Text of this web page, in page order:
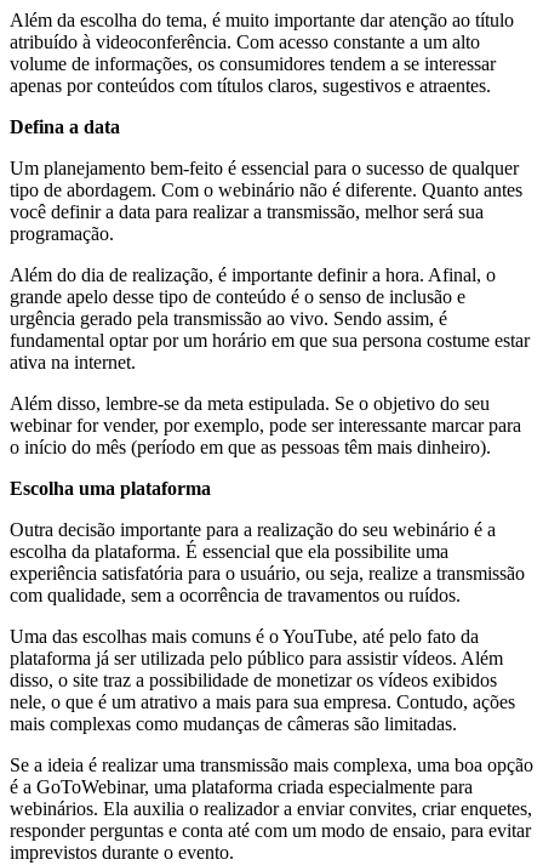
Além da escolha do tema, é muito importante dar atenção ao título
atribuído à videoconferência. Com acesso constante a um alto
volume de informações, os consumidores tendem a se interessar
apenas por conteúdos com títulos claros, sugestivos e atraentes.
Defina a data
Um planejamento bem-feito é essencial para o sucesso de qualquer
tipo de abordagem. Com o webinário não é diferente. Quanto antes
você definir a data para realizar a transmissão, melhor será sua
programação.
Além do dia de realização, é importante definir a hora. Afinal, o
grande apelo desse tipo de conteúdo é o senso de inclusão e
urgência gerado pela transmissão ao vivo. Sendo assim, é
fundamental optar por um horário em que sua persona costume estar
ativa na internet.
Além disso, lembre-se da meta estipulada. Se o objetivo do seu
webinar for vender, por exemplo, pode ser interessante marcar para
o início do mês (período em que as pessoas têm mais dinheiro).
Escolha uma plataforma
Outra decisão importante para a realização do seu webinário é a
escolha da plataforma. É essencial que ela possibilite uma
experiência satisfatória para o usuário, ou seja, realize a transmissão
com qualidade, sem a ocorrência de travamentos ou ruídos.
Uma das escolhas mais comuns é o YouTube, até pelo fato da
plataforma já ser utilizada pelo público para assistir vídeos. Além
disso, o site traz a possibilidade de monetizar os vídeos exibidos
nele, o que é um atrativo a mais para sua empresa. Contudo, ações
mais complexas como mudanças de câmeras são limitadas.
Se a ideia é realizar uma transmissão mais complexa, uma boa opção
é a GoToWebinar, uma plataforma criada especialmente para
webinários. Ela auxilia o realizador a enviar convites, criar enquetes,
responder perguntas e conta até com um modo de ensaio, para evitar
imprevistos durante o evento.